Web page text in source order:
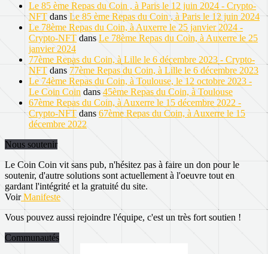
Le 85 ème Repas du Coin , à Paris le 12 juin 2024 - Crypto-
NFT dans Le 85 ème Repas du Coin , à Paris le 12 juin 2024
Le 78ème Repas du Coin, à Auxerre le 25 janvier 2024 -
Crypto-NFT dans Le 78ème Repas du Coin, à Auxerre le 25
janvier 2024
77ème Repas du Coin, à Lille le 6 décembre 2023 - Crypto-
NFT dans 77ème Repas du Coin, à Lille le 6 décembre 2023
Le 74ème Repas du Coin, à Toulouse, le 12 octobre 2023 -
Le Coin Coin dans 45ème Repas du Coin, à Toulouse
67ème Repas du Coin, à Auxerre le 15 décembre 2022 -
Crypto-NFT dans 67ème Repas du Coin, à Auxerre le 15
décembre 2022
Nous soutenir
Le Coin Coin vit sans pub, n'hésitez pas à faire un don pour le
soutenir, d'autre solutions sont actuellement à l'oeuvre tout en
gardant l'intégrité et la gratuité du site.
VoirManifeste
Vous pouvez aussi rejoindre l'équipe, c'est un très fort soutien !
Communautés